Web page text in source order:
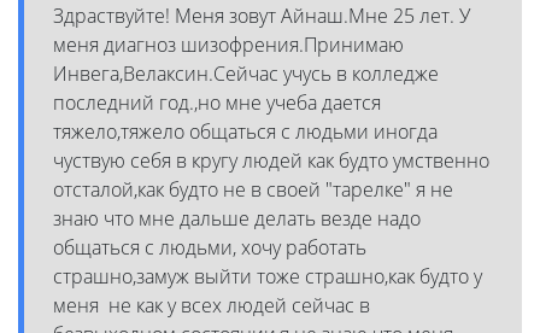
Здраствуйте! Меня зовут Айнаш.Мне 25 лет. У
меня диагноз шизофрения.Принимаю
Инвега,Велаксин.Сейчас учусь в колледже
последний год.,но мне учеба дается
тяжело,тяжело общаться с людьми иногда
чуствую себя в кругу людей как будто умственно
отсталой,как будто не в своей "тарелке" я не
знаю что мне дальше делать везде надо
общаться с людьми, хочу работать
страшно,замуж выйти тоже страшно,как будто у
меня не как у всех людей сейчас в